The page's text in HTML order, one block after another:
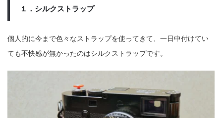
１．シルクストラップ
個人的に今まで色々なストラップを使ってきて、一日中付けてい
ても不快感が無かったのはシルクストラップです。